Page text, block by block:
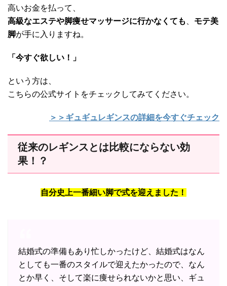
高いお金を払って、
高級なエステや脚痩せマッサージに行かなくても
モテ美
脚が手に入りますね。
「今すぐ欲しい！」
という方は、
こちらの公式サイトをチェックしてみてください。
＞＞ギュギュレギンスの詳細を今すぐチェック
従来のレギンスとは比較にならない効
果！？
自分史上一番細い脚で式を迎えました！
結婚式の準備もあり忙しかったけど、結婚式はなん
としても一番のスタイルで迎えたかったので、なん
とか早く、そして楽に痩せられないかと思い、ギュ